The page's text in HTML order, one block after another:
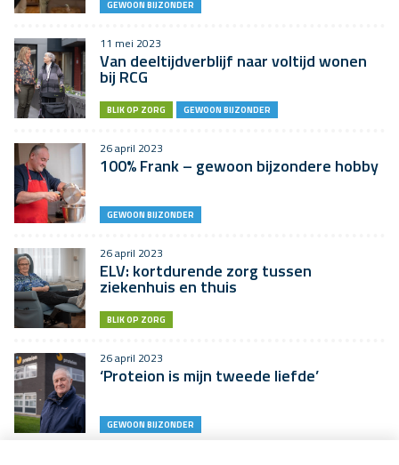
GEWOON BIJZONDER
11 mei 2023
Van deeltijdverblijf naar voltijd wonen
bij RCG
BLIK OP ZORG GEWOON BIJZONDER
26 april 2023
100% Frank – gewoon bijzondere hobby
GEWOON BIJZONDER
26 april 2023
ELV: kortdurende zorg tussen
ziekenhuis en thuis
BLIK OP ZORG
26 april 2023
‘Proteion is mijn tweede liefde’
GEWOON BIJZONDER